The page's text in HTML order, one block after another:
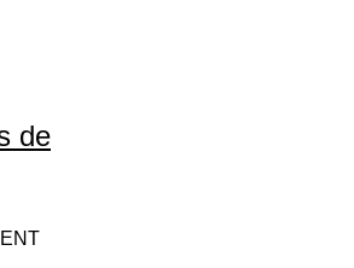
de